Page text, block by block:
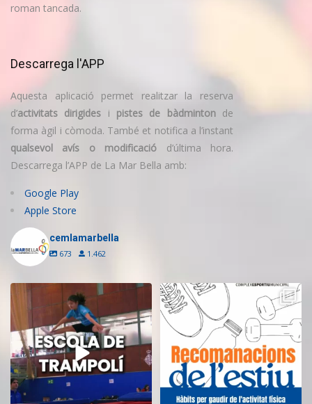
roman tancada.
Descarrega l'APP
Aquesta aplicació permet realitzar la reserva
d’activitats dirigides i pistes de bàdmintonde
forma àgil i còmoda. També et notifica a l’instant
qualsevol avís o modificació d’última hora.
Descarrega l’APP de La Mar Bella amb:
Google Play
Apple Store
cemlamarbella
673 1.462
Inscriu-te a l’Escola de Trampolí
del CEM
14 0
Aquest estiu, continua movent-te
i cuidant-te! ...
5 0